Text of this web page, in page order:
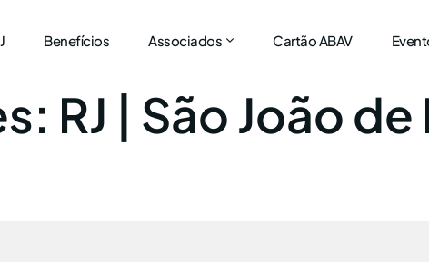
Benefícios Associados Cartão ABAV
RJ | São João